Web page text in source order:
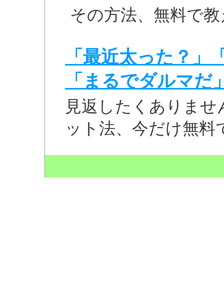
その方法、無料で
「最近太った？
「まるでダルマだ
見返したくありま
ット法、今だけ無料